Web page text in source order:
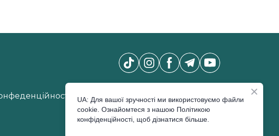
UA: Для вашої зручності ми використовуємо файли
cookie. Ознайомтеся з нашою Політикою
конфіденційності, щоб дізнатися більше.